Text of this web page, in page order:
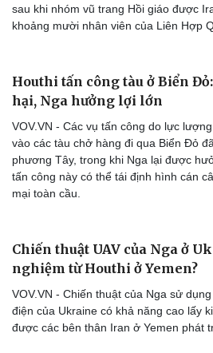
sau khi nhóm vũ trang Hồi giáo được
khoảng mười nhân viên của Liên Hợp
Houthi tấn công tàu ở Biển
hại, Nga hưởng lợi lớn
VOV.VN - Các vụ tấn công do lực
vào các tàu chở hàng đi qua Biển Đỏ
phương Tây, trong khi Nga lại được
tấn công này có thể tái định hình cán
mại toàn cầu.
Chiến thuật UAV của Nga ở
nghiệm từ Houthi ở Yemen?
VOV.VN - Chiến thuật của Nga sử
điện của Ukraine có khả năng cao lấy
được các bên thân Iran ở Yemen phát